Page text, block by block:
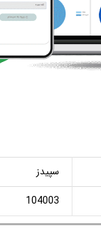
سپیدز
104003